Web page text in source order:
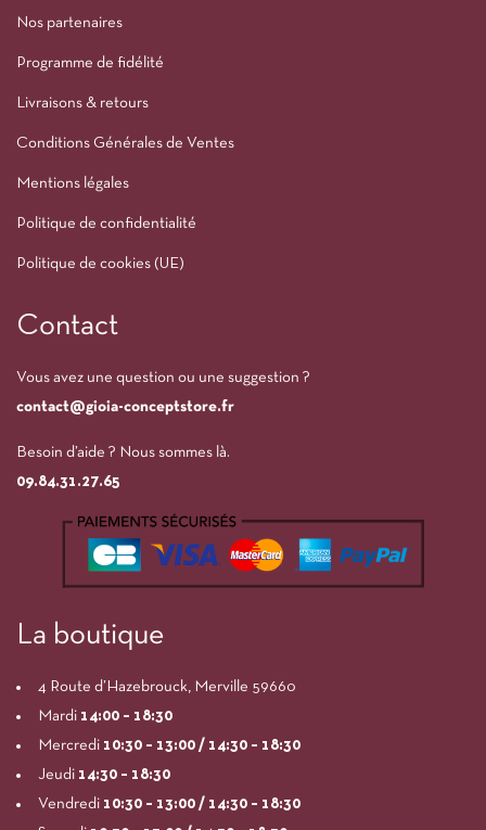
Nos partenaires
Programme de fidélité
Livraisons & retours
Conditions Générales de Ventes
Mentions légales
Politique de confidentialité
Politique de cookies (UE)
Contact
Vous avez une question ou une suggestion ?
contact@gioia-conceptstore.fr
Besoin d’aide ? Nous sommes là.
09.84.31.27.65
La boutique
4 Route d’Hazebrouck, Merville 59660
Mardi 14:00 – 18:30
Mercredi 10:30 – 13:00 / 14:30 – 18:30
Jeudi 14:30 – 18:30
Vendredi 10:30 – 13:00 / 14:30 – 18:30